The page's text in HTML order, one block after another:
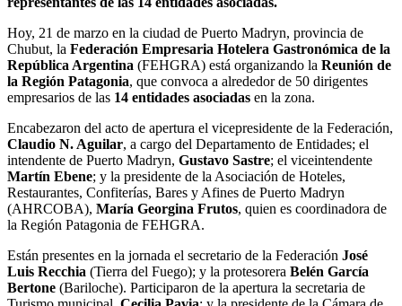
Hoy, 21 de marzo en la ciudad de Puerto Madryn, provincia de
Chubut, la Federación Empresaria Hotelera Gastronómica de la
República Argentina (FEHGRA) está organizando la Reunión de
la Región Patagonia, que convoca a alrededor de 50 dirigentes
empresarios de las 14 entidades asociadas en la zona.
Encabezaron del acto de apertura el vicepresidente de la Federación,
Claudio N. Aguilar, a cargo del Departamento de Entidades; el
intendente de Puerto Madryn, Gustavo Sastre; el viceintendente
Martín Ebene; y la presidente de la Asociación de Hoteles,
Restaurantes, Confiterías, Bares y Afines de Puerto Madryn
(AHRCOBA), María Georgina Frutos, quien es coordinadora de
la Región Patagonia de FEHGRA.
Están presentes en la jornada el secretario de la Federación José
Luis Recchia (Tierra del Fuego); y la protesorera Belén García
Bertone (Bariloche). Participaron de la apertura la secretaria de